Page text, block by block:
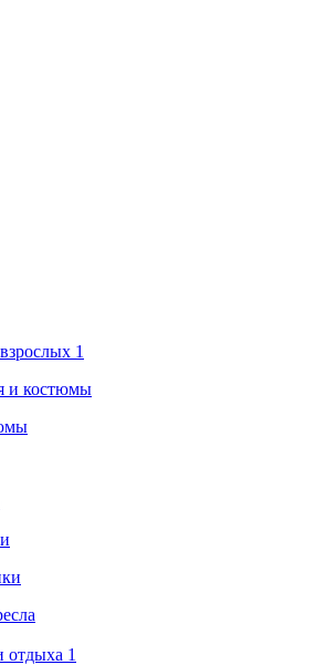
1
и костюмы
отдыха 1